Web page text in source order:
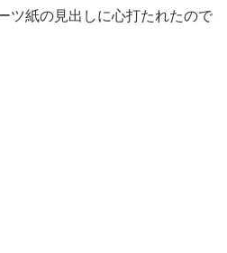
ツ紙の見出しに心打たれたので